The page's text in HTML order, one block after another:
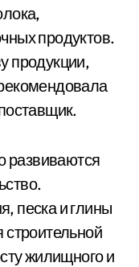
продуктов.
продукции,
развиваются
песка и глины
строительной
жилищного и